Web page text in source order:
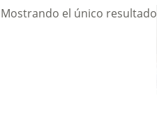
Mostrando el único resultado